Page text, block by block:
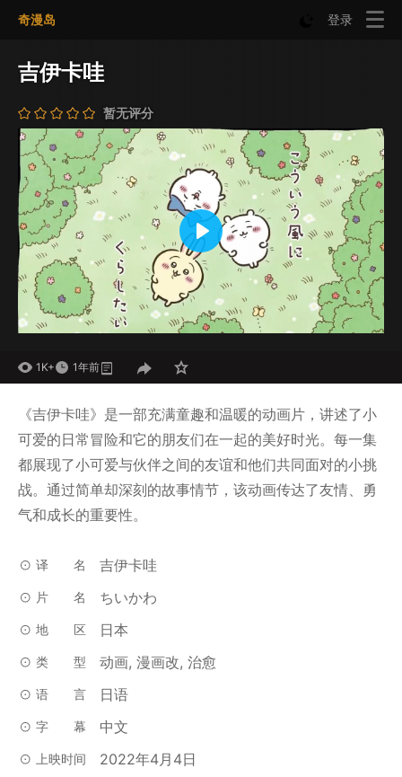
奇漫岛 登录
吉伊卡哇
暂无评分
Mute Settings
Play
1K+ 1年前
《吉伊卡哇》是一部充满童趣和温暖的动画片，讲述了小
可爱的日常冒险和它的朋友们在一起的美好时光。每一集
都展现了小可爱与伙伴之间的友谊和他们共同面对的小挑
战。通过简单却深刻的故事情节，该动画传达了友情、勇
气和成长的重要性。
译名 吉伊卡哇
片名 ちいかわ
地区 日本
类型 动画, 漫画改, 治愈
语言 日语
字幕 中文
上映时间 2022年4月4日